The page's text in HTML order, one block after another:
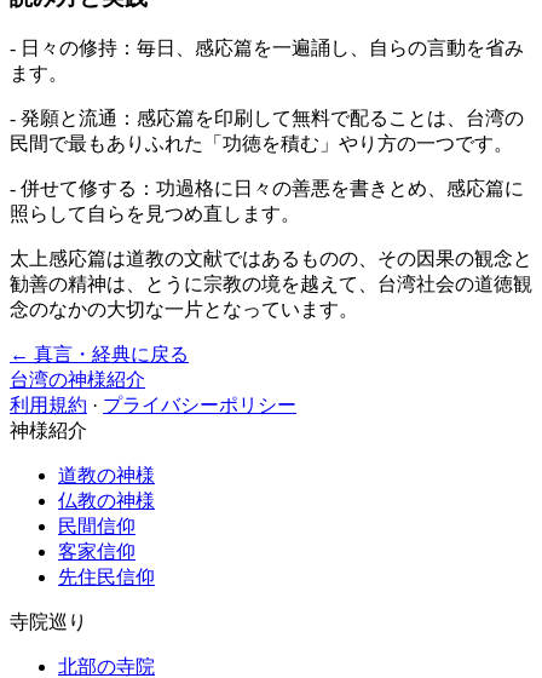
- 日々の修持：毎日、感応篇を一遍誦し、自らの言動を省み
ます。
- 発願と流通：感応篇を印刷して無料で配ることは、台湾の
民間で最もありふれた「功徳を積む」やり方の一つです。
- 併せて修する：功過格に日々の善悪を書きとめ、感応篇に
照らして自らを見つめ直します。
太上感応篇は道教の文献ではあるものの、その因果の観念と
勧善の精神は、とうに宗教の境を越えて、台湾社会の道徳観
念のなかの大切な一片となっています。
← 真言・経典に戻る
台湾の神様紹介
利用規約 · プライバシーポリシー
神様紹介
道教の神様
仏教の神様
民間信仰
客家信仰
先住民信仰
寺院巡り
北部の寺院